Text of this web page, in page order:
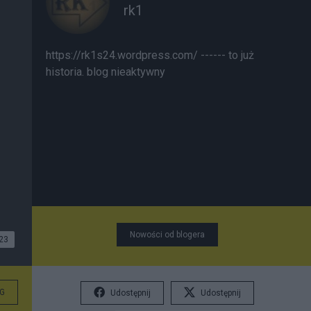
23
rk1
https://rk1s24.wordpress.com/ ------ to już
historia. blog nieaktywny
Nowości od blogera
Udostępnij Udostępnij